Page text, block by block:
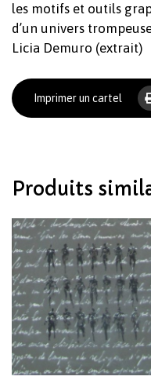
Votre
les motifs et outils
d’un univers
Licia Demuro (extrait)
Imprimer un cartel
Produits